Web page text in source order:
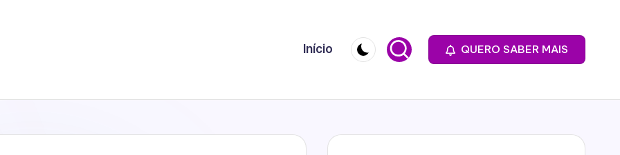
Início QUERO SABER MAIS